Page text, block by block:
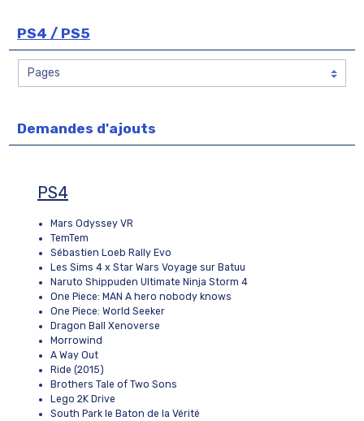
PS4 / PS5
Demandes d'ajouts
PS4
Mars Odyssey VR
TemTem
Sébastien Loeb Rally Evo
Les Sims 4 x Star Wars Voyage sur Batuu
Naruto Shippuden Ultimate Ninja Storm 4
One Piece: MAN A hero nobody knows
One Piece: World Seeker
Dragon Ball Xenoverse
Morrowind
A Way Out
Ride (2015)
Brothers Tale of Two Sons
Lego 2K Drive
South Park le Baton de la Vérité